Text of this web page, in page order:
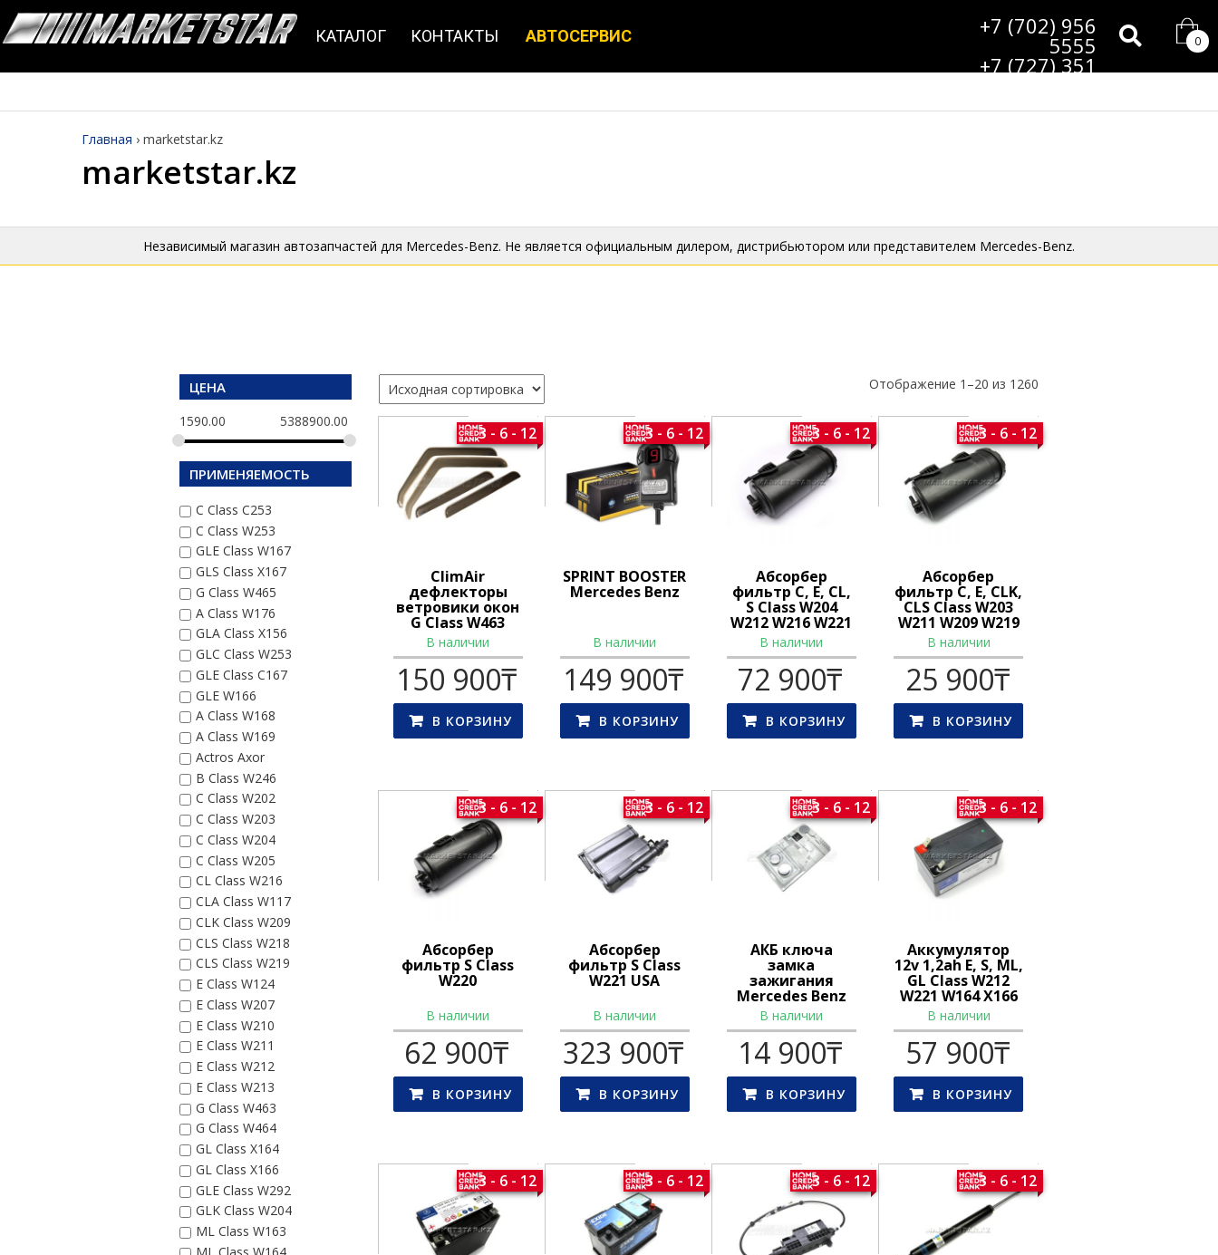
КАТАЛОГ КОНТАКТЫ АВТОСЕРВИС +7 (702) 956
5555
+7 (727) 351
Главная › marketstar.kz
marketstar.kz
Независимый магазин автозапчастей для Mercedes-Benz. Не является официальным дилером, дистрибьютором или представителем Mercedes-Benz.
ЦЕНА
1590.00 5388900.00
ПРИМЕНЯЕМОСТЬ
C Class C253
C Class W253
GLE Class W167
GLS Class X167
G Class W465
A Class W176
GLA Class X156
GLC Class W253
GLE Class C167
GLE W166
A Class W168
A Class W169
Actros Axor
B Class W246
C Class W202
C Class W203
C Class W204
C Class W205
CL Class W216
CLA Class W117
CLK Class W209
CLS Class W218
CLS Class W219
E Class W124
E Class W207
E Class W210
E Class W211
E Class W212
E Class W213
G Class W463
G Class W464
GL Class X164
GL Class X166
GLE Class W292
GLK Class W204
ML Class W163
Отображение 1–20 из 1260
ClimAir
дефлекторы
ветровики окон
G Class W463
3 - 6 - 12
В наличии
150 900₸
В КОРЗИНУ
SPRINT BOOSTER
Mercedes Benz
3 - 6 - 12
В наличии
149 900₸
В КОРЗИНУ
Абсорбер
фильтр C, E, CL,
S Class W204
W212 W216 W221
3 - 6 - 12
В наличии
72 900₸
В КОРЗИНУ
Абсорбер
фильтр C, E, CLK,
CLS Class W203
W211 W209 W219
3 - 6 - 12
В наличии
25 900₸
В КОРЗИНУ
Абсорбер
фильтр S Class
W220
3 - 6 - 12
В наличии
62 900₸
В КОРЗИНУ
Абсорбер
фильтр S Class
W221 USA
3 - 6 - 12
В наличии
323 900₸
В КОРЗИНУ
АКБ ключа
замка
зажигания
Mercedes Benz
3 - 6 - 12
В наличии
14 900₸
В КОРЗИНУ
Аккумулятор
12v 1,2ah E, S, ML,
GL Class W212
W221 W164 X166
3 - 6 - 12
В наличии
57 900₸
В КОРЗИНУ
3 - 6 - 12 3 - 6 - 12 3 - 6 - 12 3 - 6 - 12
0